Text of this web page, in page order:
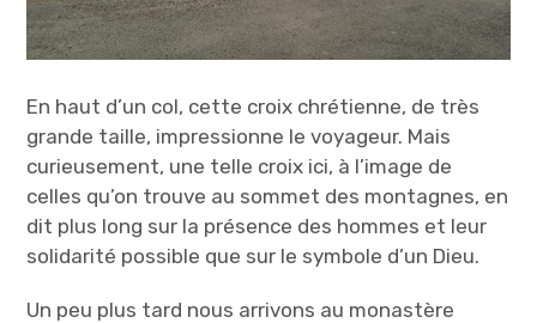
En haut d’un col, cette croix chrétienne, de très
grande taille, impressionne le voyageur. Mais
curieusement, une telle croix ici, à l’image de
celles qu’on trouve au sommet des montagnes, en
dit plus long sur la présence des hommes et leur
solidarité possible que sur le symbole d’un Dieu.
Un peu plus tard nous arrivons au monastère